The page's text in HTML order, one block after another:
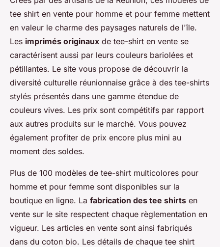
tee shirt en vente pour homme et pour femme mettent
en valeur le charme des paysages naturels de l'île.
Les imprimés originaux de tee-shirt en vente se
caractérisent aussi par leurs couleurs bariolées et
pétillantes. Le site vous propose de découvrir la
diversité culturelle réunionnaise grâce à des tee-shirts
stylés présentés dans une gamme étendue de
couleurs vives. Les prix sont compétitifs par rapport
aux autres produits sur le marché. Vous pouvez
également profiter de prix encore plus mini au
moment des soldes.
Plus de 100 modèles de tee-shirt multicolores pour
homme et pour femme sont disponibles sur la
boutique en ligne. La fabrication des tee shirts en
vente sur le site respectent chaque règlementation en
vigueur. Les articles en vente sont ainsi fabriqués
dans du coton bio. Les détails de chaque tee shirt